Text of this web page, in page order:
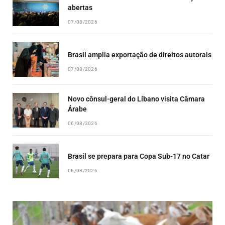
abertas
07/08/2026
Brasil amplia exportação de direitos autorais
07/08/2026
Novo cônsul-geral do Líbano visita Câmara
Árabe
06/08/2026
Brasil se prepara para Copa Sub-17 no Catar
06/08/2026